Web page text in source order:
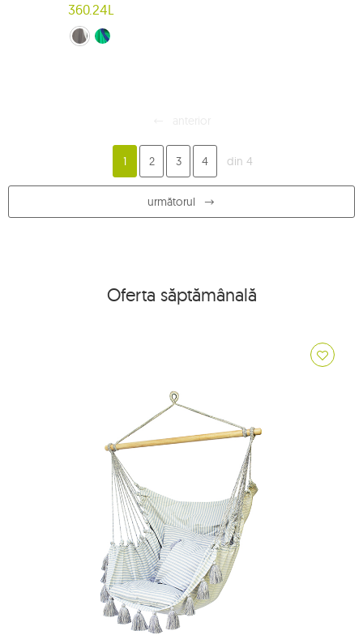
360.24L
gri (1)
verde și bleumarin (5)
1 2 3 4 din 4
următorul
Oferta săptămânală